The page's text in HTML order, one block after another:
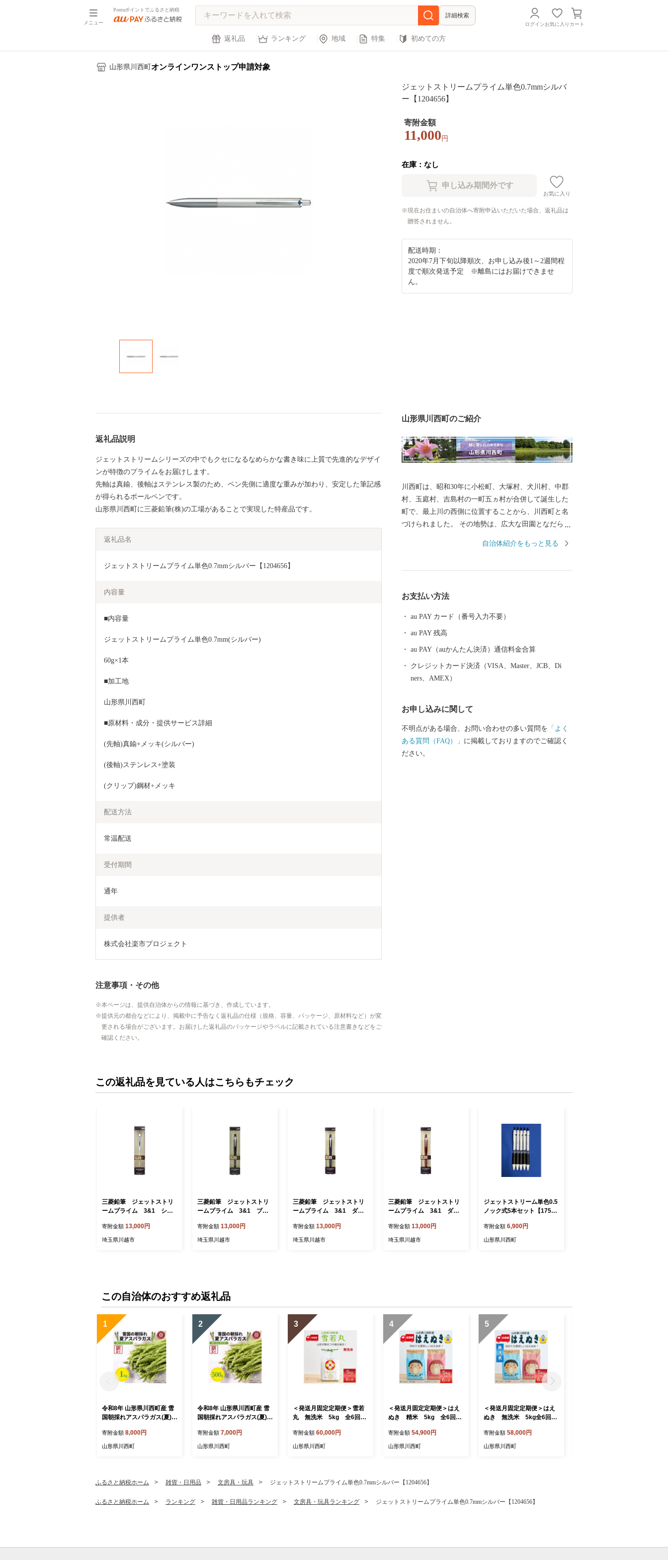
メニュー
Pontaポイントでふるさと納税
詳細検索
ログインお気に入り カート
返礼品 ランキング 地域 特集 初めての方
山形県川西町 オンラインワンストップ申請対象
ジェットストリームプライム単色0.7mmシルバ
ー【1204656】
寄附金額
11,000 円
在庫：なし
お気に入り
現在お住まいの自治体へ寄附申込いただいた場合、返礼品は
贈答されません。
配送時期：
2020年7月下旬以降順次、お申し込み後1～2週間程
度で順次発送予定 ※離島にはお届けできませ
ん。
返礼品説明
ジェットストリームシリーズの中でもクセになるなめらかな書き味に上質で先進的なデザイ
ンが特徴のプライムをお届けします。
先軸は真鍮、後軸はステンレス製のため、ペン先側に適度な重みが加わり、安定した筆記感
が得られるボールペンです。
山形県川西町に三菱鉛筆(株)の工場があることで実現した特産品です。
返礼品名
ジェットストリームプライム単色0.7mmシルバー【1204656】
内容量
■内容量
ジェットストリームプライム単色0.7mm(シルバー)
60g×1本
■加工地
山形県川西町
■原材料・成分・提供サービス詳細
(先軸)真鍮+メッキ(シルバー)
(後軸)ステンレス+塗装
(クリップ)鋼材+メッキ
配送方法
常温配送
受付期間
通年
提供者
株式会社楽市プロジェクト
注意事項・その他
本ページは、提供自治体からの情報に基づき、作成しています。
提供元の都合などにより、掲載中に予告なく返礼品の仕様（規格、容量、パッケージ、原材料など）が変
更される場合がございます。お届けした返礼品のパッケージやラベルに記載されている注意書きなどをご
確認ください。
山形県川西町のご紹介
川西町は、昭和30年に小松町、大塚村、犬川村、中郡
村、玉庭村、吉島村の一町五ヵ村が合併して誕生した
町で、最上川の西側に位置することから、川西町と名
づけられました。 その地勢は、広大な田園となだらか
沢牛のおいしさは、町内外から非常に高い評価を受け
の時期まで開園しています。メキシコ原産のダリア
は、ふるさとメキシコの太陽の輝きのように咲き誇
り、多くの来園者で賑わっています。
自治体紹介をもっと見る
お支払い方法
au PAY カード（番号入力不要）
au PAY 残高
au PAY（auかんたん決済）通信料金合算
クレジットカード決済（VISA、Master、JCB、Di
ners、AMEX）
お申し込みに関して
不明点がある場合、お問い合わせの多い質問を 「よく
ある質問（FAQ）」 に掲載しておりますのでご確認く
ださい。
この返礼品を見ている人はこちらもチェック
三菱鉛筆 ジェットストリ
ームプライム 3&1 シル
ペン シャーペン 埼玉県 特
産品
寄附金額 13,000円
埼玉県川越市
三菱鉛筆 ジェットストリ
ームプライム 3&1 ブラ
ペン シャーペン 埼玉県 特
産品
寄附金額 13,000円
埼玉県川越市
三菱鉛筆 ジェットストリ
ームプライム 3&1 ダー
ボールペン シャーペン 埼玉
県 特産品
寄附金額 13,000円
埼玉県川越市
三菱鉛筆 ジェットストリ
ームプライム 3&1 ダー
ボールペン シャーペン 埼玉
県 特産品
寄附金額 13,000円
埼玉県川越市
ジェットストリーム単色0.5
ノック式5本セット【17597
寄附金額 6,900円
山形県川西町
この自治体のおすすめ返礼品
1
令和8年 山形県川西町産 雪
国朝採れアスパラガス(夏)訳
kg【1764660】
寄附金額 8,000円
山形県川西町
2
令和8年 山形県川西町産 雪
国朝採れアスパラガス(夏)
当 500g【1764659】
寄附金額 7,000円
山形県川西町
3
＜発送月固定定期便＞雪若
丸 無洗米 5kg 全6回
寄附金額 60,000円
山形県川西町
4
＜発送月固定定期便＞はえ
ぬき 精米 5kg 全6回
寄附金額 54,900円
山形県川西町
5
＜発送月固定定期便＞はえ
ぬき 無洗米 5kg全6回
寄附金額 58,000円
山形県川西町
ふるさと納税ホーム 雑貨・日用品 文房具・玩具 ジェットストリームプライム単色0.7mmシルバー【1204656】
ふるさと納税ホーム ランキング 雑貨・日用品ランキング 文房具・玩具ランキング ジェットストリームプライム単色0.7mmシルバー【1204656】